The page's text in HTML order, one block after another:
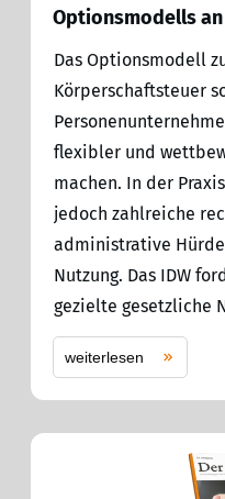
Optionsmodells an
Das Optionsmodell
Körperschaftsteuer
flexibler und
machen. In der
jedoch zahlreiche
administrative
Nutzung. Das IDW
gezielte gesetzliche
weiterlesen